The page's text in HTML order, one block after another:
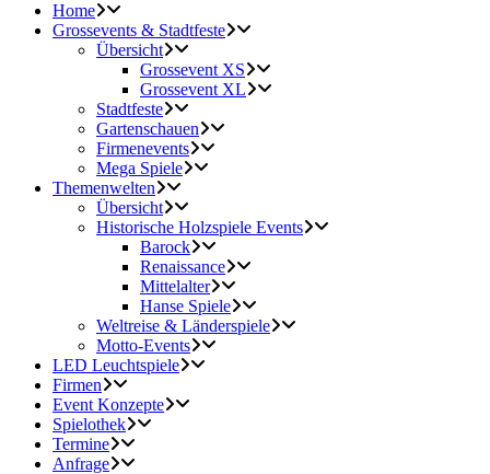
Home
Grossevents & Stadtfeste
Übersicht
Grossevent XS
Grossevent XL
Stadtfeste
Gartenschauen
Firmenevents
Mega Spiele
Themenwelten
Übersicht
Historische Holzspiele Events
Barock
Renaissance
Mittelalter
Hanse Spiele
Weltreise & Länderspiele
Motto-Events
LED Leuchtspiele
Firmen
Event Konzepte
Spielothek
Termine
Anfrage